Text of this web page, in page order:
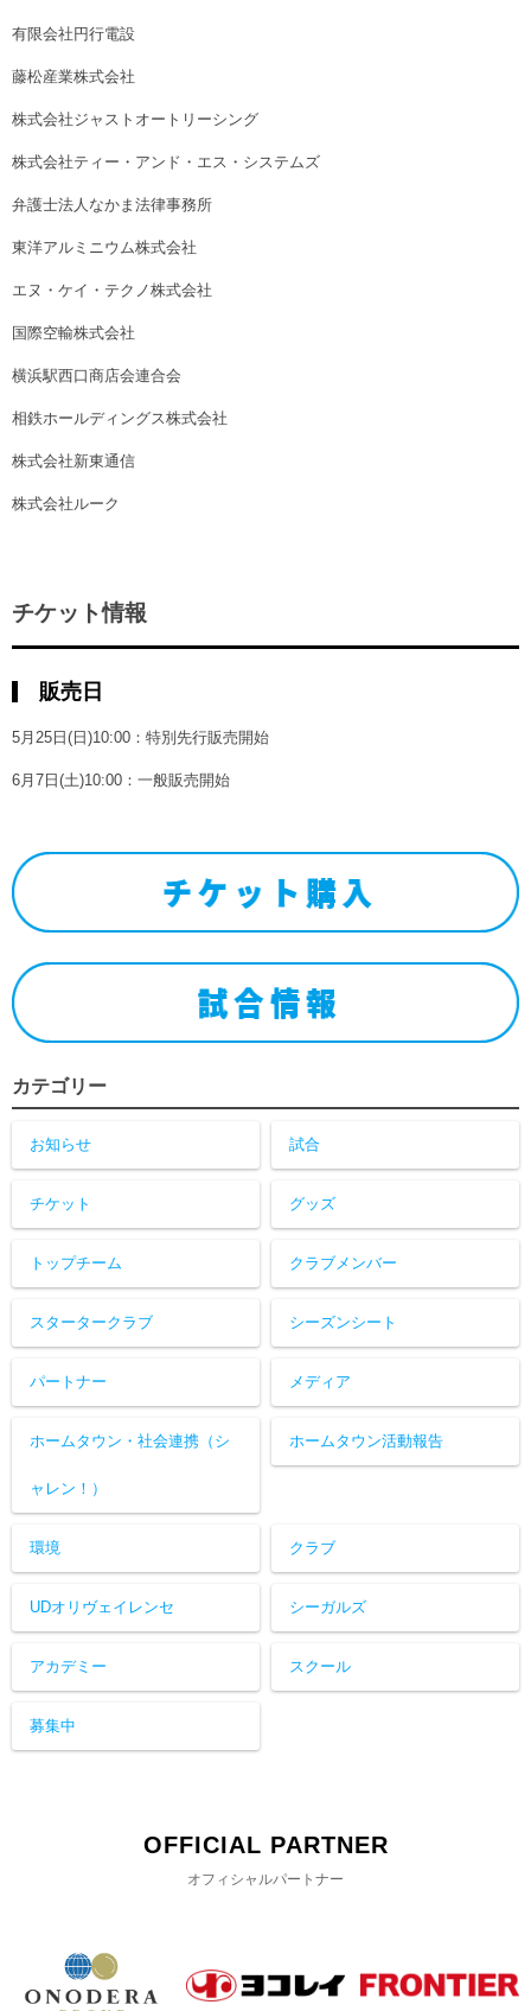
有限会社円行電設
藤松産業株式会社
株式会社ジャストオートリーシング
株式会社ティー・アンド・エス・システムズ
弁護士法人なかま法律事務所
東洋アルミニウム株式会社
エヌ・ケイ・テクノ株式会社
国際空輸株式会社
横浜駅西口商店会連合会
相鉄ホールディングス株式会社
株式会社新東通信
株式会社ルーク
チケット情報
販売日
5月25日(日)10:00：特別先行販売開始
6月7日(土)10:00：一般販売開始
カテゴリー
お知らせ 試合
チケット グッズ
トップチーム クラブメンバー
スタータークラブ シーズンシート
パートナー メディア
ホームタウン・社会連携（シ
ャレン！）
ホームタウン活動報告
環境 クラブ
UDオリヴェイレンセ シーガルズ
アカデミー スクール
募集中
OFFICIAL PARTNER
オフィシャルパートナー